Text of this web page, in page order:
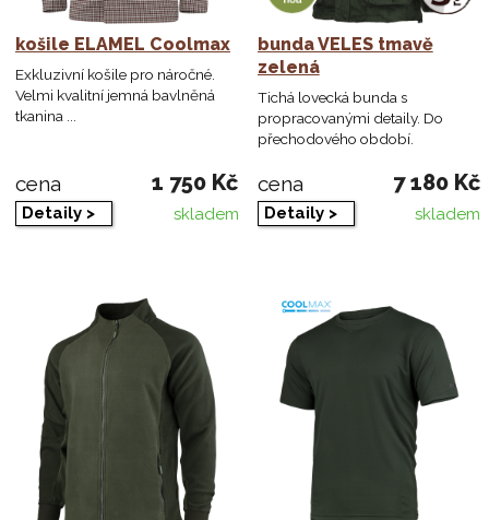
košile ELAMEL Coolmax
Exkluzivní košile pro náročné.
Velmi kvalitní jemná bavlněná
tkanina ...
cena 1 750 Kč
Detaily > skladem
bunda VELES tmavě
zelená
Tichá lovecká bunda s
propracovanými detaily. Do
přechodového období.
cena 7 180 Kč
Detaily > skladem